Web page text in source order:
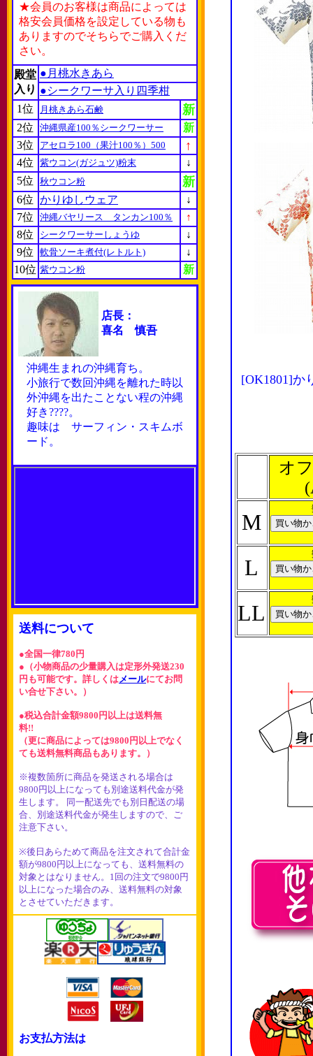
★会員のお客様は商品によっては
格安会員価格を設定している物も
ありますのでそちらでご購入くだ
さい。
殿堂
入り
●月桃水きあら
●シークワーサ入り四季柑
1位
月桃きあら石鹸 新
2位 沖縄県産100％シークワーサー
新
3位
アセロラ100（果汁100％）500 ↑
4位 紫ウコン(ガジュツ)粉末
↓
5位
秋ウコン粉 新
6位 かりゆしウェア
↓
7位
沖縄バヤリース タンカン100％
↑
8位
シークワーサーしょうゆ
↓
9位
軟骨ソーキ煮付(レトルト)
↓
10位 紫ウコン粉 新
店長：
喜名 慎吾
沖縄生まれの沖縄育ち。
小旅行で数回沖縄を離れた時以
外沖縄を出たことない程の沖縄
好き????。
趣味は サーフィン・スキムボ
ード。
送料について
●全国一律780円
●（小物商品の少量購入は定形外発送230
円も可能です。詳しくはメールにてお問
い合せ下さい。）
●税込合計金額9800円以上は送料無
料!!
（更に商品によっては9800円以上でなく
ても送料無料商品もあります。）
※複数箇所に商品を発送される場合は
9800円以上になっても別途送料代金が発
生します。 同一配送先でも別日配送の場
合、別途送料代金が発生しますので、ご
注意下さい。
※後日あらためて商品を注文されて合計金
額が9800円以上になっても、送料無料の
対象とはなりません。1回の注文で9800円
以上になった場合のみ、送料無料の対象
とさせていただきます。
お支払方法は
[OK1801]
オ
M
L
LL